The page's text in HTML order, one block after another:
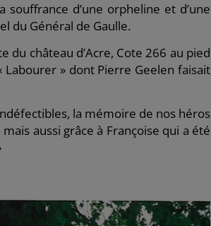
d’une orpheline et d’une
du Général de Gaulle.
du château d’Acre, Cote 266 au pied
» dont Pierre Geelen faisait
la mémoire de nos héros
aussi grâce à Françoise qui a été